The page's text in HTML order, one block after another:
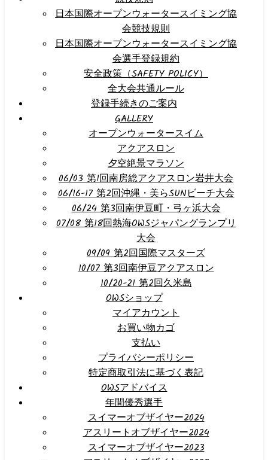
日本国際オープンウォータースイミング協
会競技規則
日本国際オープンウォータースイミング協
会選手登録規約
安全政策（SAFETY POLICY）
全大会共通ルール
登録手続きのご案内
GALLERY
オープンウォータースイム
アクアスロン
夕空絶景マラソン
06/03 第1回南房総アクアスロン岩井大会
06/16-17 第2回沖縄・美らSUNビーチ大会
06/24 第3回南伊豆町・弓ヶ浜大会
07/08 第18回熱海OWSジャパングランプリ
大会
09/09 第2回国際マスターズ
10/07 第3回南伊豆アクアスロン
10/20-21 第2回久米島
OWSショップ
マイアカウント
お買い物カゴ
支払い
プライバシーポリシー
特定商取引法に基づく表記
OWSアドバイス
年間優秀選手
スイマーオブザイヤー2024
アスリートオブザイヤー2024
スイマーオブザイヤー2023